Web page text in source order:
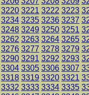
3220 3221 3222 3223
3234 3235 3236 3237
3248 3249 3250 3251
3262 3263 3264 3265
3276 3277 3278 3279
3290 3291 3292 3293
3304 3305 3306 3307
3318 3319 3320 3321
3332 3333 3334 3335